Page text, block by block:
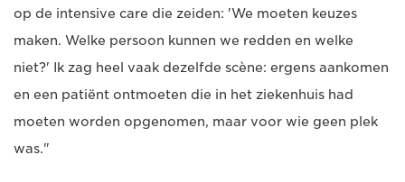
op de intensive care die zeiden: 'We moeten keuzes
maken. Welke persoon kunnen we redden en welke
niet?' Ik zag heel vaak dezelfde scène: ergens aankomen
en een patiënt ontmoeten die in het ziekenhuis had
moeten worden opgenomen, maar voor wie geen plek
was."